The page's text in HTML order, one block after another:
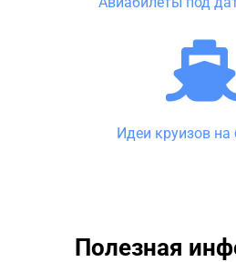
Идеи круизов на
Полезная